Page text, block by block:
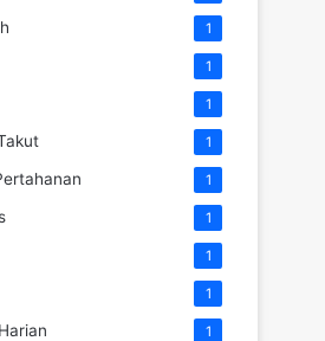
1
1
1
1
1
1
1
1
1